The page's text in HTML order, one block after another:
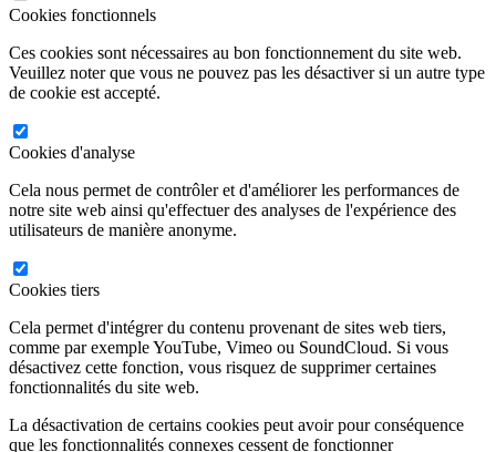
Cookies fonctionnels
Ces cookies sont nécessaires au bon fonctionnement du site web.
Veuillez noter que vous ne pouvez pas les désactiver si un autre type
de cookie est accepté.
Cookies d'analyse
Cela nous permet de contrôler et d'améliorer les performances de
notre site web ainsi qu'effectuer des analyses de l'expérience des
utilisateurs de manière anonyme.
Cookies tiers
Cela permet d'intégrer du contenu provenant de sites web tiers,
comme par exemple YouTube, Vimeo ou SoundCloud. Si vous
désactivez cette fonction, vous risquez de supprimer certaines
fonctionnalités du site web.
La désactivation de certains cookies peut avoir pour conséquence
que les fonctionnalités connexes cessent de fonctionner